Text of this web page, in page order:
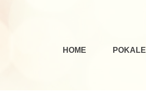
HOME POKALE